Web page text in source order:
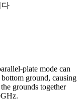
다
plate mode can
ground, causing
grounds together